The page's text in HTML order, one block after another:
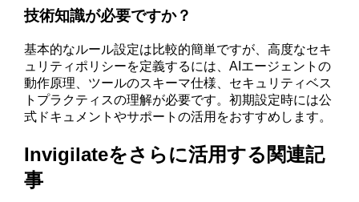
技術知識が必要ですか？
基本的なルール設定は比較的簡単ですが、高度なセキ
ュリティポリシーを定義するには、AIエージェントの
動作原理、ツールのスキーマ仕様、セキュリティベス
トプラクティスの理解が必要です。初期設定時には公
式ドキュメントやサポートの活用をおすすめします。
Invigilateをさらに活用する関連記
事